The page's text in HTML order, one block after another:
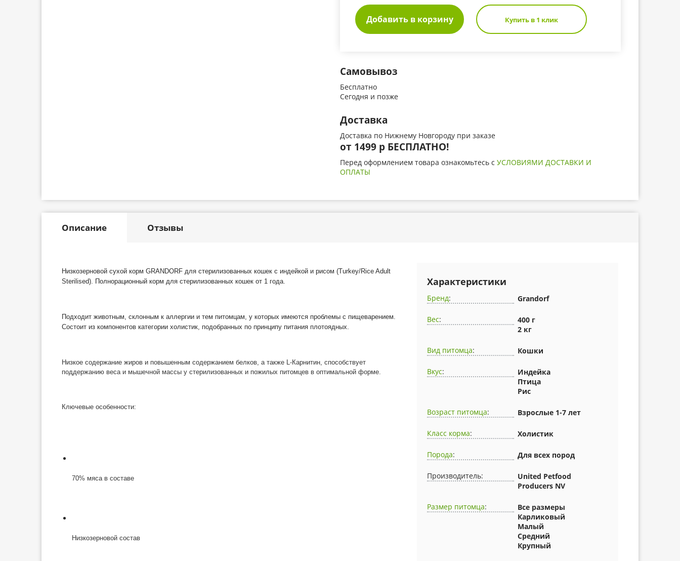
Добавить в корзину Купить в 1 клик
Самовывоз
Бесплатно
Сегодня и позже
Доставка
Доставка по Нижнему Новгороду при заказе
от 1499 р БЕСПЛАТНО!
Перед оформлением товара ознакомьтесь с УСЛОВИЯМИ ДОСТАВКИ И
ОПЛАТЫ
Описание Отзывы
Низкозерновой сухой корм GRANDORF для стерилизованных кошек с индейкой и рисом (Turkey/Rice Adult
Sterilised). Полнорационный корм для стерилизованных кошек от 1 года.
Подходит животным, склонным к аллергии и тем питомцам, у которых имеются проблемы с пищеварением.
Состоит из компонентов категории холистик, подобранных по принципу питания плотоядных.
Низкое содержание жиров и повышенным содержанием белков, а также L-Карнитин, способствует
поддержанию веса и мышечной массы у стерилизованных и пожилых питомцев в оптимальной форме.
Ключевые особенности:
70% мяса в составе
Низкозерновой состав
Характеристики
Бренд: Grandorf
Вес:
400 г
2 кг
Вид питомца: Кошки
Вкус:
Индейка
Птица
Рис
Возраст питомца: Взрослые 1-7 лет
Класс корма: Холистик
Порода: Для всех пород
Производитель:
United Petfood
Producers NV
Размер питомца:
Все размеры
Карликовый
Малый
Средний
Крупный